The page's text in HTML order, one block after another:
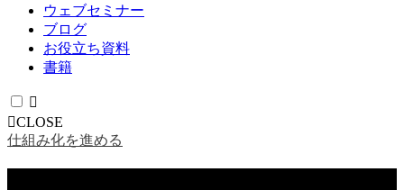
ウェブセミナー
ブログ
お役立ち資料
書籍
CLOSE
仕組み化を進める